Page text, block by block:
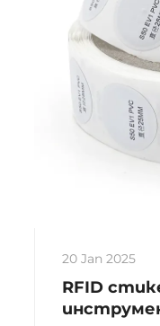
20 Jan 2025
RFID